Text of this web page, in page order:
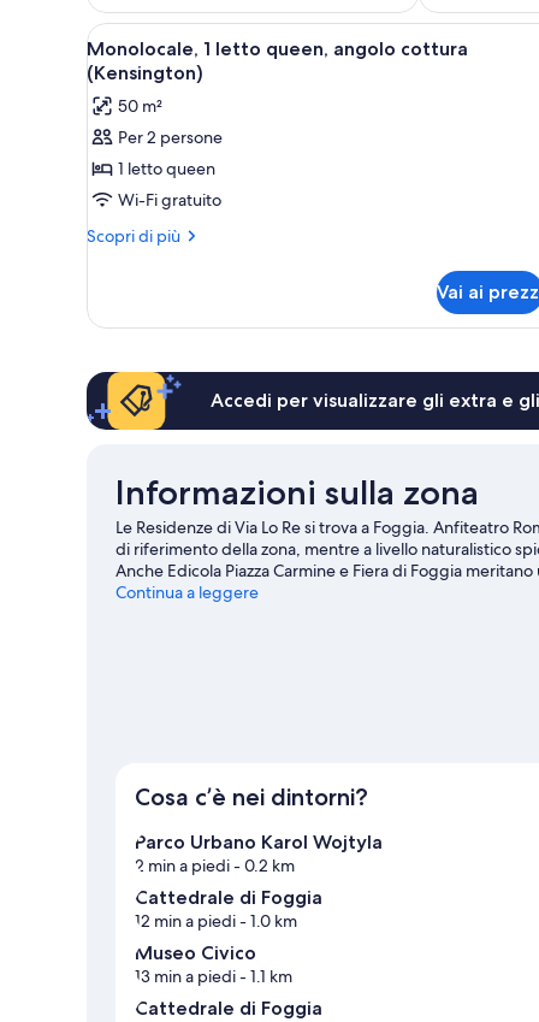
Apri
tutte
le
foto
per
Monolocale,
1
letto
cottura
Biancheria da letto di alta
36
Monolocale, 1 letto queen, angolo cottura
(Kensington)
50 m²
Per 2 persone
1 letto queen
Wi-Fi gratuito
Scopri di più
Altri
1
angolo
cottura
(Kensington)
Vai ai
Accedi per visualizzare gli extra e
Informazioni sulla zona
Le Residenze di Via Lo Re si trova a Foggia. Anfiteatro
di riferimento della zona, mentre a livello naturalistico
Anche Edicola Piazza Carmine e Fiera di Foggia meritano
Continua a leggere
Cosa c’è nei dintorni?
Parco Urbano Karol Wojtyla
2 min a piedi- 0.2 km
Cattedrale di Foggia
12 min a piedi- 1.0 km
Museo Civico
13 min a piedi- 1.1 km
Cattedrale di Foggia